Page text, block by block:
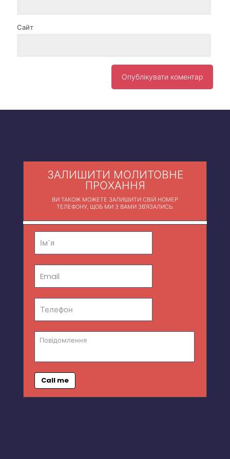
Сайт
ЗАЛИШИТИ МОЛИТОВНЕ
ПРОХАННЯ
ВИ ТАКОЖ МОЖЕТЕ ЗАЛИШИТИ СВІЙ НОМЕР
ТЕЛЕФОНУ, ЩОБ МИ З ВАМИ ЗВ'ЯЗАЛИСЬ.
Call me